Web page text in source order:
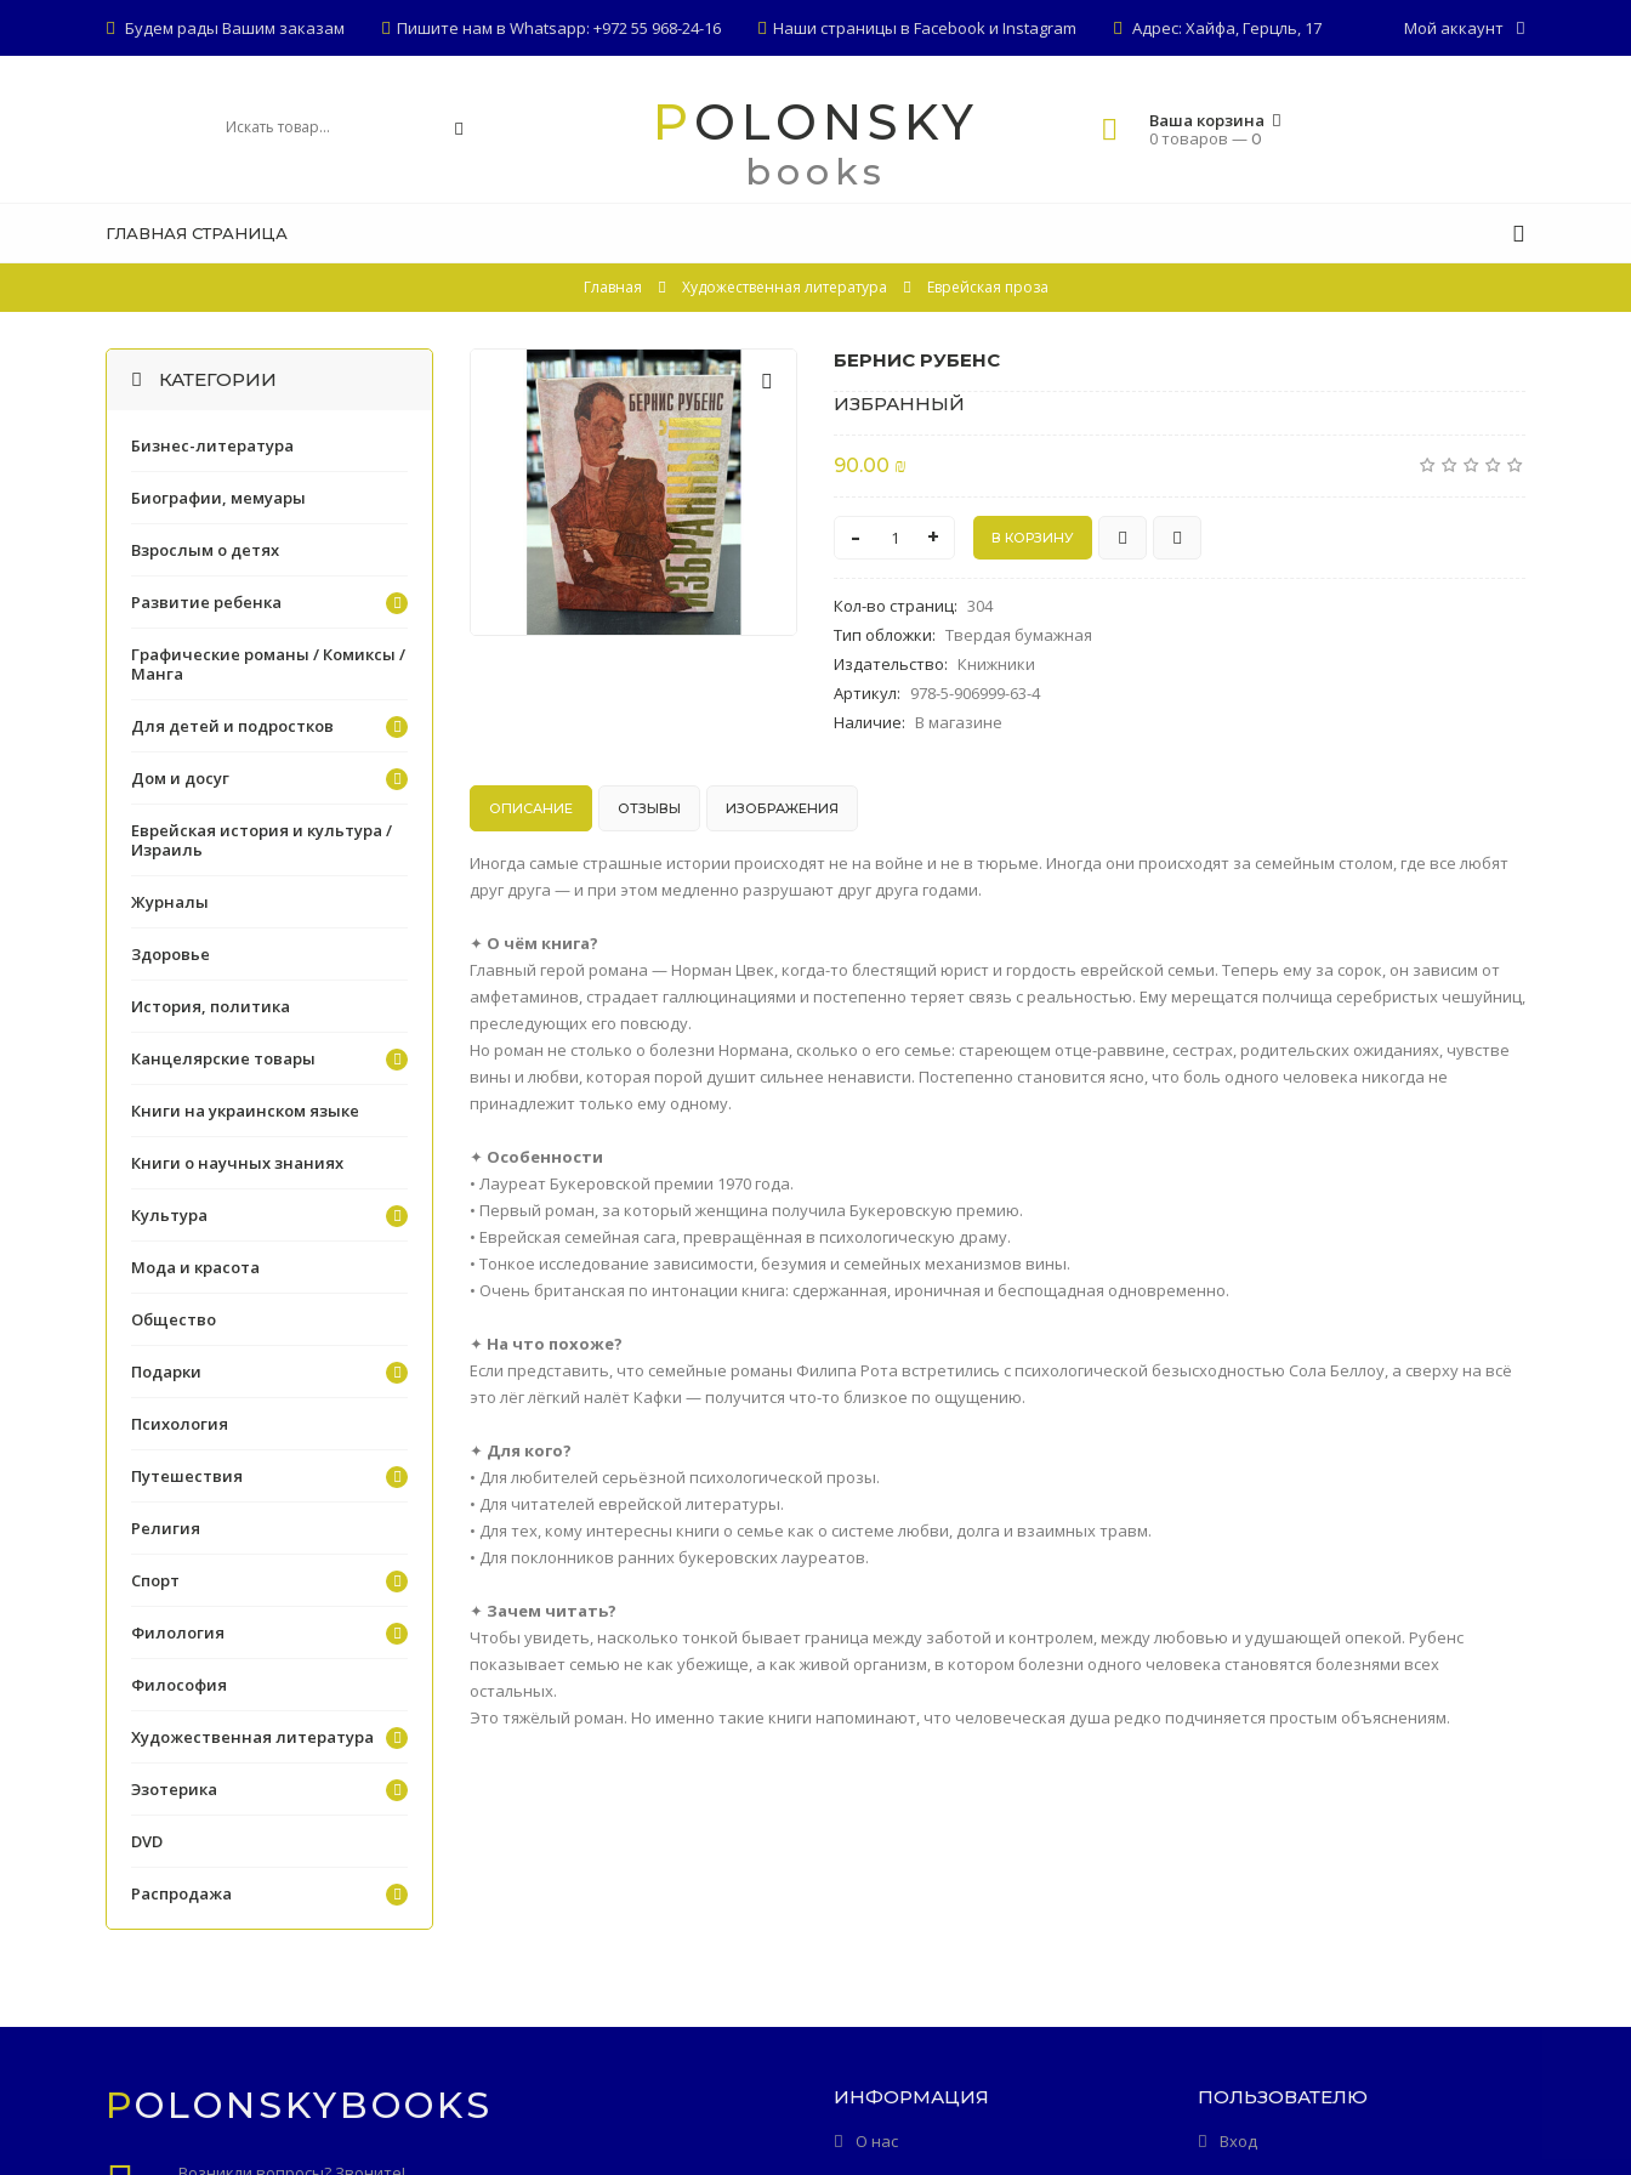
Мой аккаунт
Будем рады Вашим заказам Пишите нам в Whatsapp: +972 55 968-24-16 Наши страницы в Facebookи Instagram Адрес: Хайфа, Герцль, 17
POLONSKY
books
Ваша корзина
0 товаров —0
ГЛАВНАЯ СТРАНИЦА
Главная Художественная литература Еврейская проза
БЕРНИС РУБЕНС
ИЗБРАННЫЙ
90.00 ₪
- +
Кол-во страниц: 304
Тип обложки: Твердая бумажная
Издательство: Книжники
Артикул: 978-5-906999-63-4
Наличие: В магазине
ОПИСАНИЕ ОТЗЫВЫ ИЗОБРАЖЕНИЯ
Иногда самые страшные истории происходят не на войне и не в тюрьме. Иногда они происходят за семейным столом, где все любят
друг друга — и при этом медленно разрушают друг друга годами.
✦ О чём книга?
Главный герой романа — Норман Цвек, когда-то блестящий юрист и гордость еврейской семьи. Теперь ему за сорок, он зависим от
амфетаминов, страдает галлюцинациями и постепенно теряет связь с реальностью. Ему мерещатся полчища серебристых чешуйниц,
преследующих его повсюду.
Но роман не столько о болезни Нормана, сколько о его семье: стареющем отце-раввине, сестрах, родительских ожиданиях, чувстве
вины и любви, которая порой душит сильнее ненависти. Постепенно становится ясно, что боль одного человека никогда не
принадлежит только ему одному.
✦ Особенности
• Лауреат Букеровской премии 1970 года.
• Первый роман, за который женщина получила Букеровскую премию.
• Еврейская семейная сага, превращённая в психологическую драму.
• Тонкое исследование зависимости, безумия и семейных механизмов вины.
• Очень британская по интонации книга: сдержанная, ироничная и беспощадная одновременно.
✦ На что похоже?
Если представить, что семейные романы Филипа Рота встретились с психологической безысходностью Сола Беллоу, а сверху на всё
это лёг лёгкий налёт Кафки — получится что-то близкое по ощущению.
✦ Для кого?
• Для любителей серьёзной психологической прозы.
• Для читателей еврейской литературы.
• Для тех, кому интересны книги о семье как о системе любви, долга и взаимных травм.
• Для поклонников ранних букеровских лауреатов.
✦ Зачем читать?
Чтобы увидеть, насколько тонкой бывает граница между заботой и контролем, между любовью и удушающей опекой. Рубенс
показывает семью не как убежище, а как живой организм, в котором болезни одного человека становятся болезнями всех
остальных.
Это тяжёлый роман. Но именно такие книги напоминают, что человеческая душа редко подчиняется простым объяснениям.
КАТЕГОРИИ
Бизнес-литература
Биографии, мемуары
Взрослым о детях
Развитие ребенка
Графические романы / Комиксы /
Манга
Для детей и подростков
Дом и досуг
Еврейская история и культура /
Израиль
Журналы
Здоровье
История, политика
Канцелярские товары
Книги на украинском языке
Книги о научных знаниях
Культура
Мода и красота
Общество
Подарки
Психология
Путешествия
Религия
Спорт
Филология
Философия
Художественная литература
Эзотерика
DVD
Распродажа
POLONSKYBOOKS ИНФОРМАЦИЯ
О нас
ПОЛЬЗОВАТЕЛЮ
Вход